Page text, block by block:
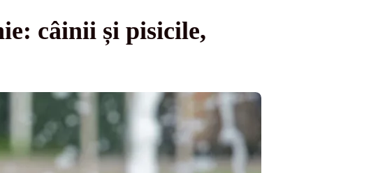
câinii și pisicile,